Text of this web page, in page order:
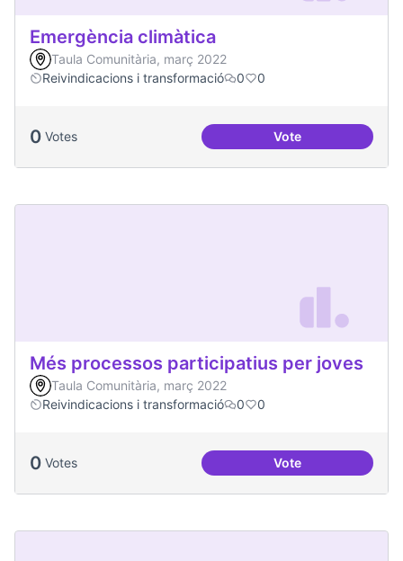
Emergència climàtica
Taula Comunitària, març 2022
Reivindicacions i transformació
0 0
0 Votes VoteEmergència
Més processos participatius per joves
Taula Comunitària, març 2022
Reivindicacions i transformació
0 0
0 Votes VoteMés processos